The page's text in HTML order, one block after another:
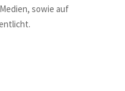
sowie auf